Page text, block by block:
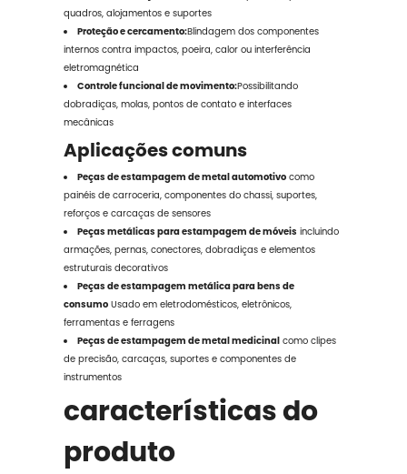
quadros, alojamentos e suportes
Proteção e cercamento:Blindagem dos componentes
internos contra impactos, poeira, calor ou interferência
eletromagnética
Controle funcional de movimento:Possibilitando
dobradiças, molas, pontos de contato e interfaces
mecânicas
Aplicações comuns
Peças de estampagem de metal automotivo como
painéis de carroceria, componentes do chassi, suportes,
reforços e carcaças de sensores
Peças metálicas para estampagem de móveis incluindo
armações, pernas, conectores, dobradiças e elementos
estruturais decorativos
Peças de estampagem metálica para bens de
consumo Usado em eletrodomésticos, eletrônicos,
ferramentas e ferragens
Peças de estampagem de metal medicinal como clipes
de precisão, carcaças, suportes e componentes de
instrumentos
características do
produto